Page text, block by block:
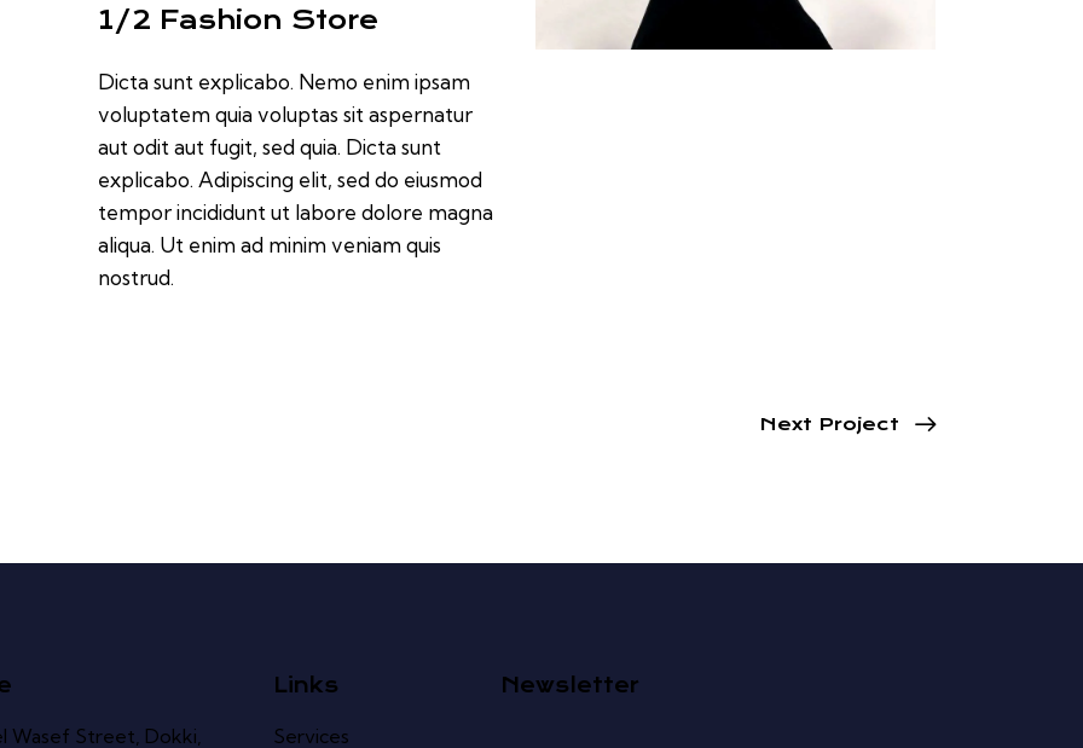
1/2 Fashion Store
Dicta sunt explicabo. Nemo enim ipsam
voluptatem quia voluptas sit aspernatur
aut odit aut fugit, sed quia. Dicta sunt
explicabo. Adipiscing elit, sed do eiusmod
tempor incididunt ut labore dolore magna
aliqua. Ut enim ad minim veniam quis
nostrud.
Next Project
Wasef Street, Dokki,
Links
Services
Newsletter